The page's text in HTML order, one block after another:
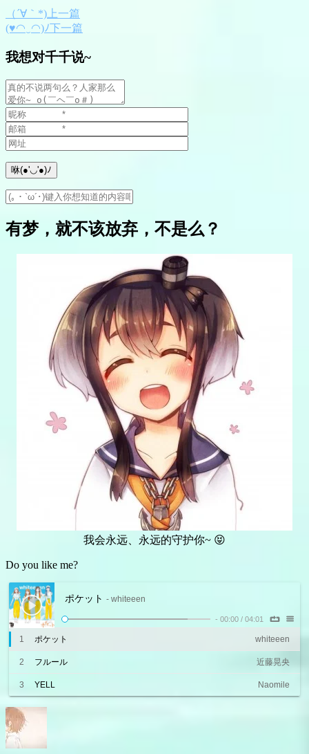
（´∀｀*)上一篇
(♥◠‿◠)ﾉ下一篇
我想对千千说~
有梦，就不该放弃，不是么？
我会永远、永远的守护你~ 😝
Do you like me?
ポケット - whiteeen
- 00:00 / 04:01
1 ポケット whiteeen
2 フルール 近藤晃央
3 YELL Naomile